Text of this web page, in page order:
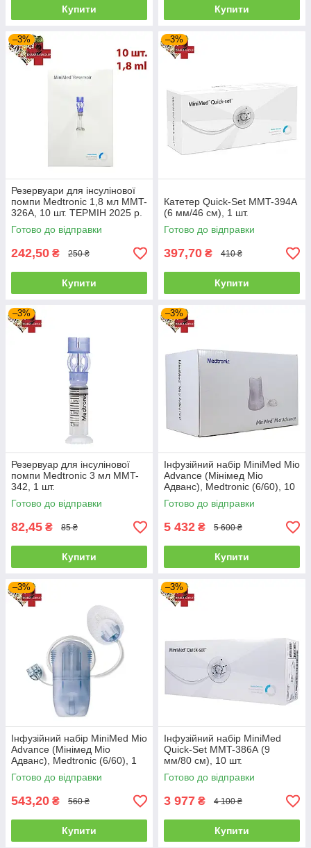
Купити Купити
–3%
Резервуари для інсулінової
помпи Medtronic 1,8 мл MMT-
326A, 10 шт. ТЕРМІН 2025 р.
Готово до відправки
242,50 ₴ 250 ₴
Купити
–3%
Катетер Quick-Set MMT-394А
(6 мм/46 см), 1 шт.
Готово до відправки
397,70 ₴ 410 ₴
Купити
–3%
Резервуар для інсулінової
помпи Medtronic 3 мл MMT-
342, 1 шт.
Готово до відправки
82,45 ₴ 85 ₴
Купити
–3%
Інфузійний набір MiniMed Mio
Advance (Мінімед Міо
Адванс), Medtronic (6/60), 10
шт.
Готово до відправки
5 432 ₴ 5 600 ₴
Купити
–3%
Інфузійний набір MiniMed Mio
Advance (Мінімед Міо
Адванс), Medtronic (6/60), 1
шт.
Готово до відправки
543,20 ₴ 560 ₴
Купити
–3%
Інфузійний набір MiniMed
Quick-Set MMT-386А (9
мм/80 см), 10 шт.
Готово до відправки
3 977 ₴ 4 100 ₴
Купити